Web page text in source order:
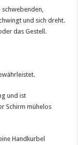
und sich dreht.
das Gestell.
und ist
Schirm mühelos
Handkurbel